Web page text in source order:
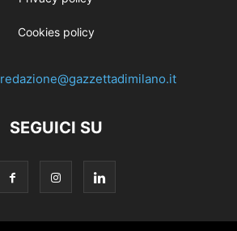
Cookies policy
redazione@gazzettadimilano.it
SEGUICI SU